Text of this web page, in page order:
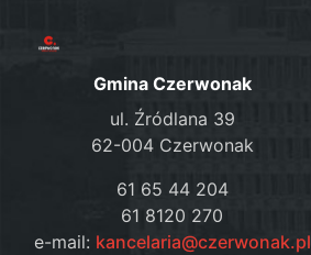
Gmina Czerwonak
ul. Źródlana 39
62-004 Czerwonak
61 65 44 204
61 8120 270
e-mail: kancelaria@czerwonak.pl